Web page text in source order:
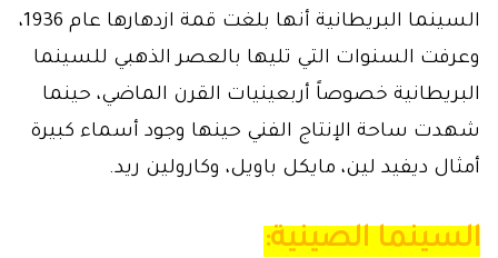
السينما البريطانية أنها بلغت قمة ازدهارها عام 1936،
وعرفت السنوات التي تليها بالعصر الذهبي للسينما
البريطانية خصوصاً أربعينيات القرن الماضي، حينما
شهدت ساحة الإنتاج الفني حينها وجود أسماء كبيرة
أمثال ديفيد لين، مايكل باويل، وكارولين ريد.
السينما الصينية: